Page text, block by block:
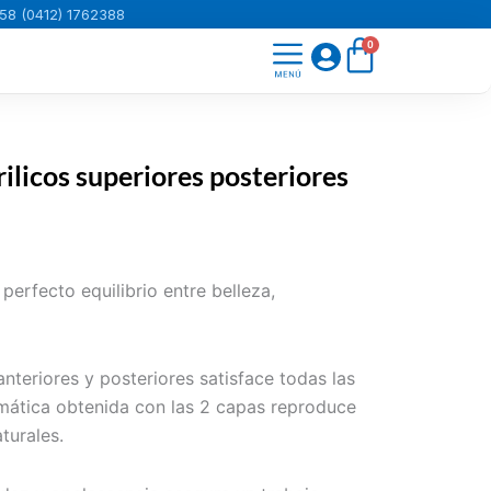
(0412) 1762388
0
Carrito
superiores posteriores
equilibrio entre belleza,
y posteriores satisface todas las
obtenida con las 2 capas reproduce